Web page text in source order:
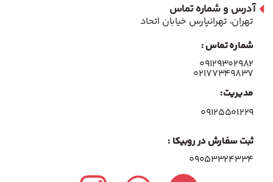
آدرس و شماره تماس
تهران، تهرانپارس خیابان اتحاد
شماره تماس :
۰۹۱۲۹۳۰۲۹۸۲
۰۲۱۷۷۳۴۹۸۳۷
مدیریت:
۰۹۱۲۵۵۰۱۲۲۹
ثبت سفارش در روبیکا :
09053324334